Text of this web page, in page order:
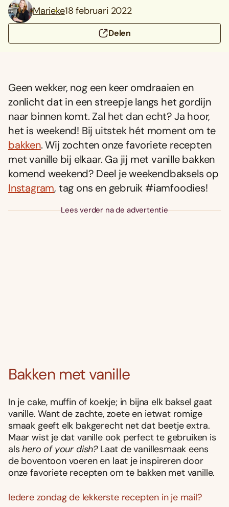
Marieke18 februari 2022
Delen
Geen wekker, nog een keer omdraaien en
zonlicht dat in een streepje langs het gordijn
naar binnen komt. Zal het dan echt? Ja hoor,
het is weekend! Bij uitstek hét moment om te
bakken. Wij zochten onze favoriete recepten
met vanille bij elkaar. Ga jij met vanille bakken
komend weekend? Deel je weekendbaksels op
Instagram, tag ons en gebruik #iamfoodies!
Lees verder na de advertentie
Bakken met vanille
In je cake, muffin of koekje; in bijna elk baksel gaat
vanille. Want de zachte, zoete en ietwat romige
smaak geeft elk bakgerecht net dat beetje extra.
Maar wist je dat vanille ook perfect te gebruiken is
alshero of your dish? Laat de vanillesmaak eens
de boventoon voeren en laat je inspireren door
onze favoriete recepten om te bakken met vanille.
Iedere zondag de lekkerste recepten in je mail?